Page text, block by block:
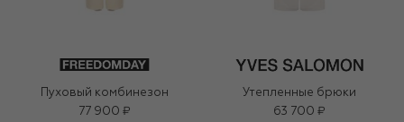
Пуховый комбинезон
77 900 ₽
Утепленные брюки
63 700 ₽